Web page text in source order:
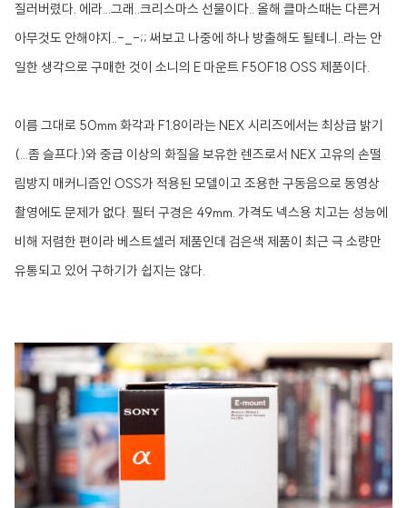
질러버렸다. 에라...그래..크리스마스 선물이다.. 올해 클마스때는 다른거
아무것도 안해야지..-_-;; 써보고 나중에 하나 방출해도 될테니..라는 안
일한 생각으로 구매한 것이 소니의 E 마운트 F50F18 OSS 제품이다.
이름 그대로 50mm 화각과 F1.8이라는 NEX 시리즈에서는 최상급 밝기
(...좀 슬프다.)와 중급 이상의 화질을 보유한 렌즈로서 NEX 고유의 손떨
림방지 매커니즘인 OSS가 적용된 모델이고 조용한 구동음으로 동영상
촬영에도 문제가 없다. 필터 구경은 49mm. 가격도 넥스용 치고는 성능에
비해 저렴한 편이라 베스트셀러 제품인데 검은색 제품이 최근 극 소량만
유통되고 있어 구하기가 쉽지는 않다.